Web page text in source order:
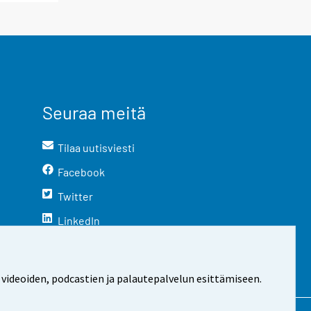
podcastien ja palautepalvelun esittämiseen.
Seuraa meitä
Tilaa uutisviesti
Facebook
Twitter
LinkedIn